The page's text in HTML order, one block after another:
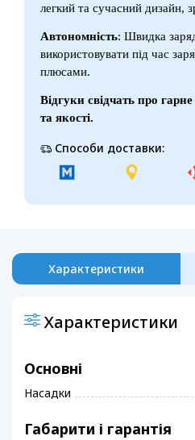
легкий та сучасний дизайн,
Автономність: Швидка
використовувати під час
плюсами.
Відгуки свідчать про
та якості.
Способи доставки:
Характеристики
Характеристики
Основні
Насадки
Габарити і гарантія